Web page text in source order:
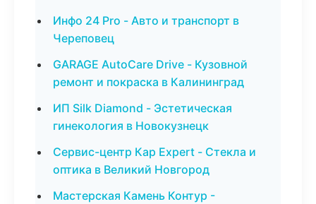
Инфо 24 Pro - Авто и транспорт в
Череповец
GARAGE AutoCare Drive - Кузовной
ремонт и покраска в Калининград
ИП Silk Diamond - Эстетическая
гинекология в Новокузнецк
Сервис-центр Кар Expert - Стекла и
оптика в Великий Новгород
Мастерская Камень Контур -